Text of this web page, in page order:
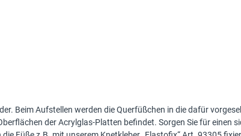
Beim Aufstellen werden die Querfüßchen in die dafür
der Acrylglas-Platten befindet. Sorgen Sie für einen